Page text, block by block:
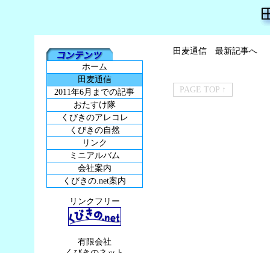
ホーム
田麦通信
2011年6月までの記事
おたすけ隊
くびきのアレコレ
くびきの自然
リンク
ミニアルバム
会社案内
くびきの.net案内
リンクフリー
有限会社
田麦通信 最新記事へ
PAGE TOP ↑